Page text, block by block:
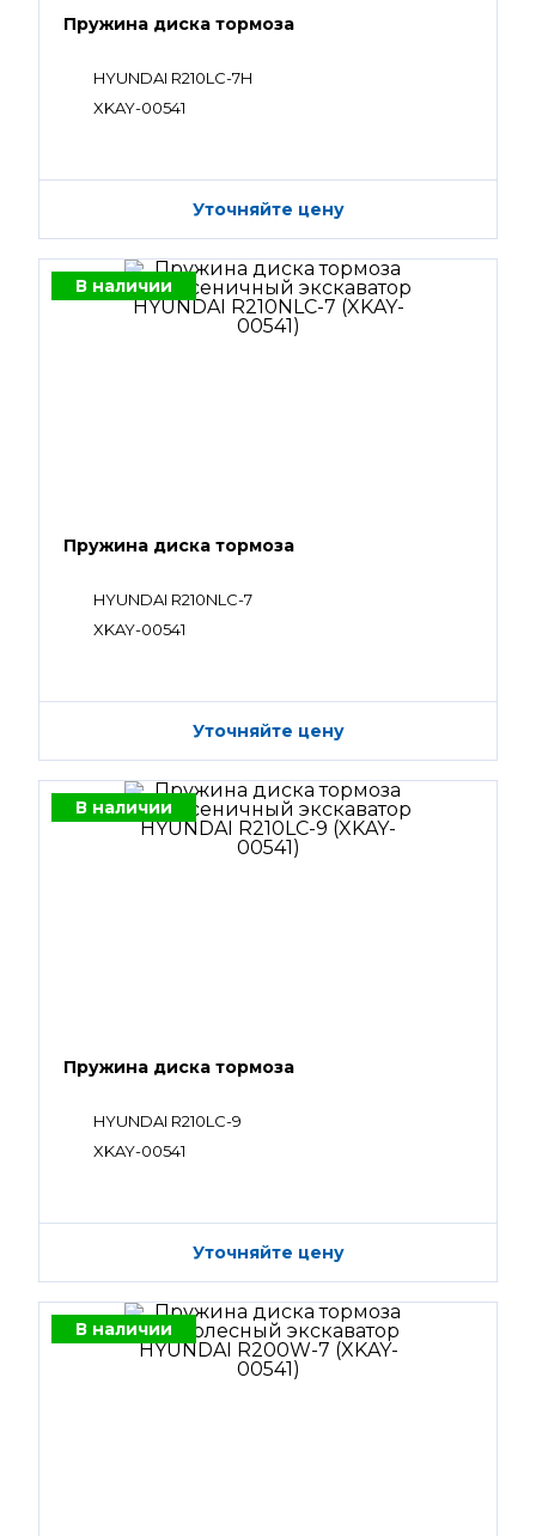
Пружина диска тормоза
HYUNDAI R210LC-7H
XKAY-00541
Уточняйте цену
В наличии
Пружина диска тормоза
HYUNDAI R210NLC-7
XKAY-00541
Уточняйте цену
В наличии
Пружина диска тормоза
HYUNDAI R210LC-9
XKAY-00541
Уточняйте цену
В наличии